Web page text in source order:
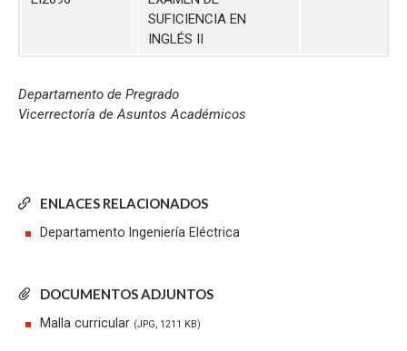
ENLACES RELACIONADOS
Departamento Ingeniería Eléctrica
DOCUMENTOS ADJUNTOS
Malla curricular (JPG, 1211 KB)
SUFICIENCIA EN
INGLÉS II
Departamento de Pregrado
Vicerrectoría de Asuntos Académicos